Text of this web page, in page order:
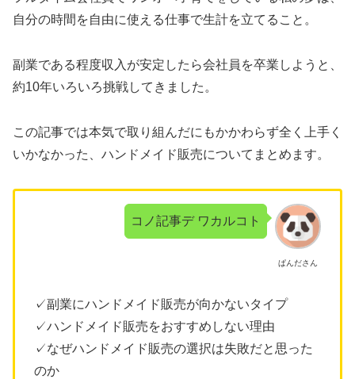
自分の時間を自由に使える仕事で生計を立てること。
副業である程度収入が安定したら会社員を卒業しようと、
約10年いろいろ挑戦してきました。
この記事では本気で取り組んだにもかかわらず全く上手く
いかなかった、ハンドメイド販売についてまとめます。
ぱんださん
コノ記事デ ワカルコト
✓副業にハンドメイド販売が向かないタイプ
✓ハンドメイド販売をおすすめしない理由
✓なぜハンドメイド販売の選択は失敗だと思った
のか